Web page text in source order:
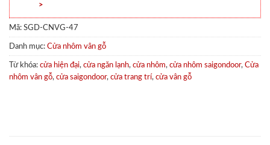
>
Mã: SGD-CNVG-47
Danh mục: Cửa nhôm vân gỗ
Từ khóa: cửa hiện đại, cửa ngăn lạnh, cửa nhôm, cửa nhôm saigondoor, Cửa
nhôm vân gỗ, cửa saigondoor, cửa trang trí, cửa vân gỗ